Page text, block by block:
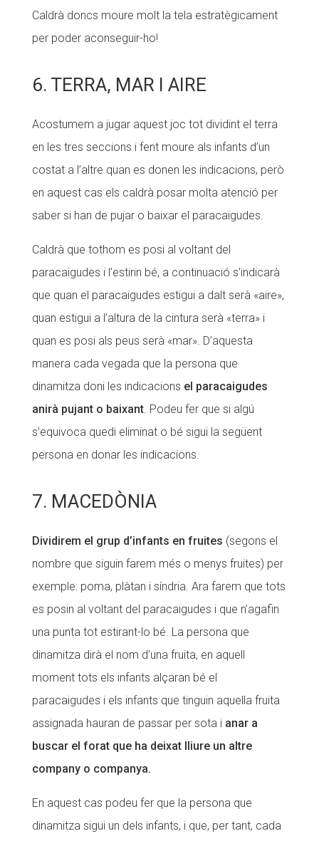
Caldrà doncs moure molt la tela estratègicament
per poder aconseguir-ho!
6. TERRA, MAR I AIRE
Acostumem a jugar aquest joc tot dividint el terra
en les tres seccions i fent moure als infants d’un
costat a l’altre quan es donen les indicacions, però
en aquest cas els caldrà posar molta atenció per
saber si han de pujar o baixar el paracaigudes.
Caldrà que tothom es posi al voltant del
paracaigudes i l’estirin bé, a continuació s’indicarà
que quan el paracaigudes estigui a dalt serà «aire»,
quan estigui a l’altura de la cintura serà «terra» i
quan es posi als peus serà «mar». D’aquesta
manera cada vegada que la persona que
dinamitza doni les indicacions el paracaigudes
anirà pujant o baixant. Podeu fer que si algú
s’equivoca quedi eliminat o bé sigui la següent
persona en donar les indicacions.
7. MACEDÒNIA
Dividirem el grup d’infants en fruites (segons el
nombre que siguin farem més o menys fruites) per
exemple: poma, plàtan i síndria. Ara farem que tots
es posin al voltant del paracaigudes i que n’agafin
una punta tot estirant-lo bé. La persona que
dinamitza dirà el nom d’una fruita, en aquell
moment tots els infants alçaran bé el
paracaigudes i els infants que tinguin aquella fruita
assignada hauran de passar per sota i anar a
buscar el forat que ha deixat lliure un altre
company o companya.
En aquest cas podeu fer que la persona que
dinamitza sigui un dels infants, i que, per tant, cada